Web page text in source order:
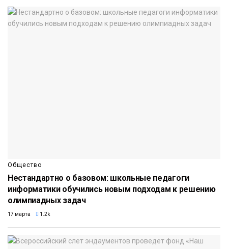
Общество
Нестандартно о базовом: школьные педагоги
информатики обучились новым подходам к решению
олимпиадных задач
17 марта 1.2k